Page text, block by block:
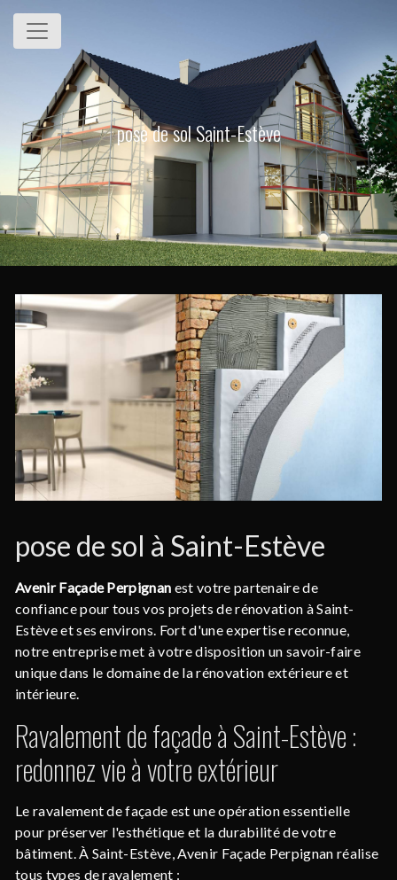
Panneau de gestion des cookies
pose de sol Saint-Estève
pose de sol à Saint-Estève
Avenir Façade Perpignan est votre partenaire de
confiance pour tous vos projets de rénovation à Saint-
Estève et ses environs. Fort d'une expertise reconnue,
notre entreprise met à votre disposition un savoir-faire
unique dans le domaine de la rénovation extérieure et
intérieure.
Ravalement de façade à Saint-Estève :
redonnez vie à votre extérieur
Le ravalement de façade est une opération essentielle
pour préserver l'esthétique et la durabilité de votre
bâtiment. À Saint-Estève, Avenir Façade Perpignan réalise
tous types de ravalement :